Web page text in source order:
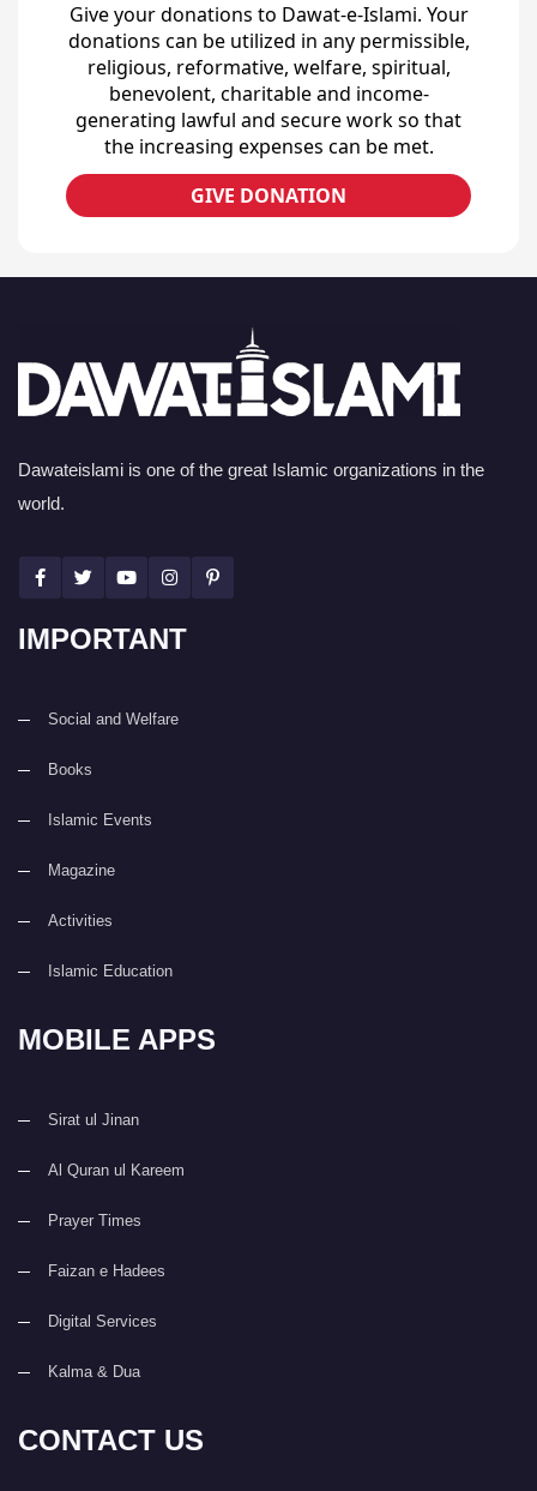
Give your donations to Dawat-e-Islami. Your
donations can be utilized in any permissible,
religious, reformative, welfare, spiritual,
benevolent, charitable and income-
generating lawful and secure work so that
the increasing expenses can be met.
GIVE DONATION
Dawateislami is one of the great Islamic organizations in the
world.
IMPORTANT
Social and Welfare
Books
Islamic Events
Magazine
Activities
Islamic Education
MOBILE APPS
Sirat ul Jinan
Al Quran ul Kareem
Prayer Times
Faizan e Hadees
Digital Services
Kalma & Dua
CONTACT US